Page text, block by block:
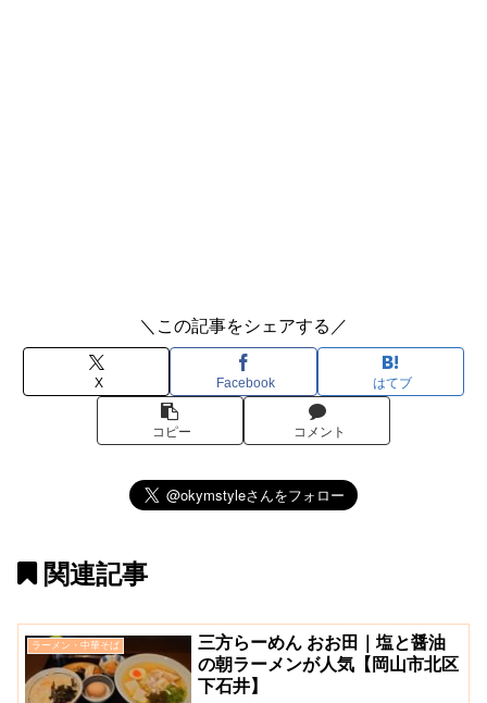
＼この記事をシェアする／
X Facebook はてブ
コピー コメント
関連記事
ラーメン・中華そば
三方らーめん おお田｜塩と醤油
の朝ラーメンが人気【岡山市北区
下石井】